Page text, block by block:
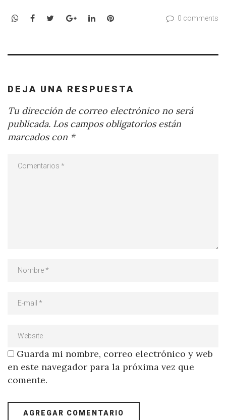
WhatsApp
Facebook
TwitterGoogle+LinkedInPinterest 0 comments
DEJA UNA RESPUESTA
Tu dirección de correo electrónico no será
publicada. Los campos obligatorios están
marcados con *
Guarda mi nombre, correo electrónico y web
en este navegador para la próxima vez que
comente.